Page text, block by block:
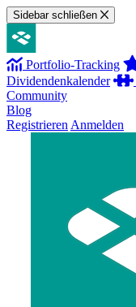
Sidebar schließen
Portfolio-Tracking
Dividendenkalender
Community
Blog
Registrieren Anmelden